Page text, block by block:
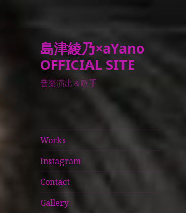
島津綾乃×aYano
OFFICIAL SITE
音楽演出＆歌手
Works
Instagram
Contact
Gallery